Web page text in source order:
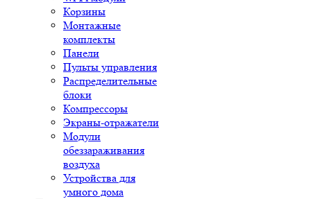
Корзины
Монтажные
комплекты
Панели
Пульты управления
Распределительные
блоки
Компрессоры
Экраны-отражатели
Модули
обеззараживания
воздуха
Устройства для
умного дома